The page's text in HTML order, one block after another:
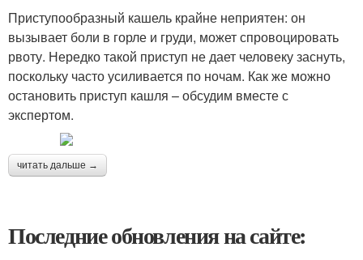
Приступообразный кашель крайне неприятен: он
вызывает боли в горле и груди, может спровоцировать
рвоту. Нередко такой приступ не дает человеку заснуть,
поскольку часто усиливается по ночам. Как же можно
остановить приступ кашля – обсудим вместе с
экспертом.
читать дальше →
Последние обновления на сайте: